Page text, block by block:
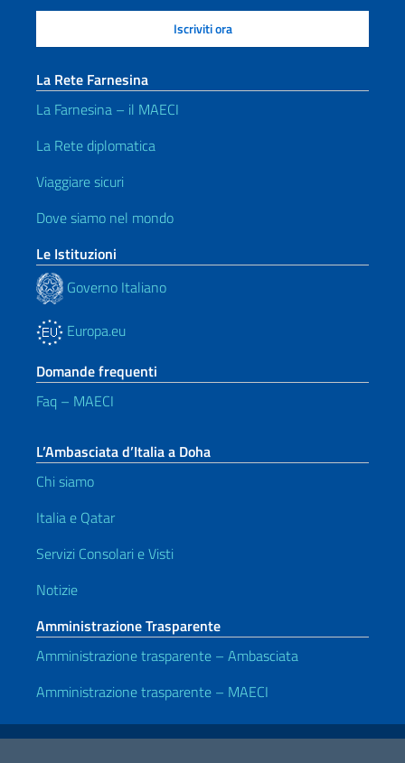
La Rete Farnesina
La Farnesina – il MAECI
La Rete diplomatica
Viaggiare sicuri
Dove siamo nel mondo
Le Istituzioni
Governo Italiano
Europa.eu
Domande frequenti
Faq – MAECI
L’Ambasciata d’Italia a Doha
Chi siamo
Italia e Qatar
Servizi Consolari e Visti
Notizie
Amministrazione Trasparente
Amministrazione trasparente – Ambasciata
Amministrazione trasparente – MAECI
Link Utili